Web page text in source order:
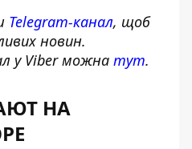
Telegram-канал, щоб
новин.
у Viber можна тут.
НА